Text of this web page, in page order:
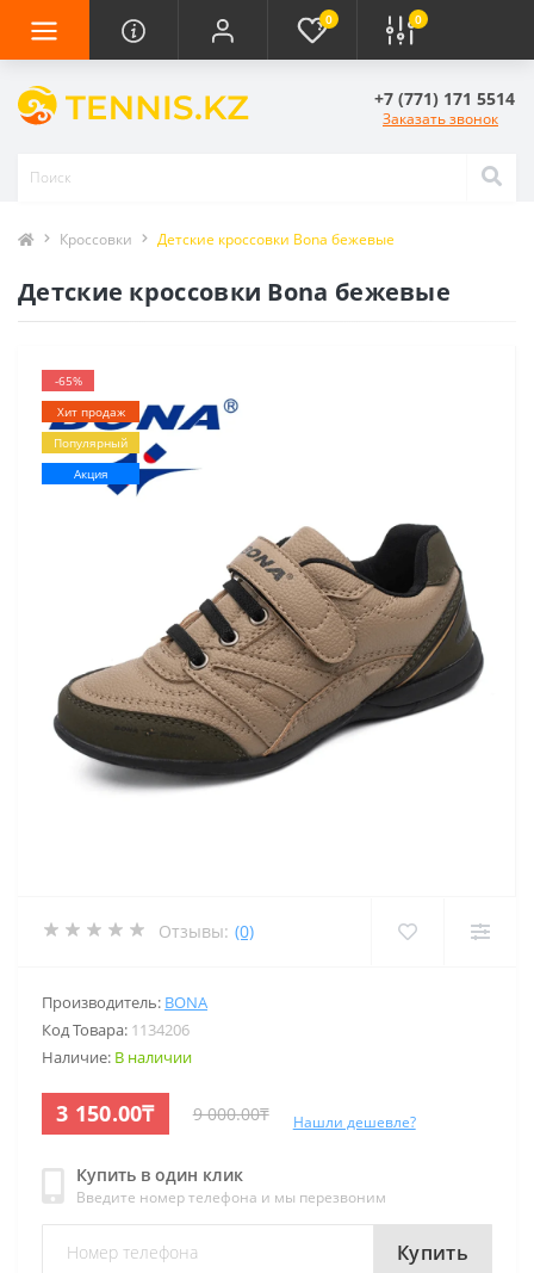
0 0
+7 (771) 171 5514
Заказать звонок
Кроссовки Детские кроссовки Bona бежевые
Детские кроссовки Bona бежевые
-65%
Хит продаж
Популярный
Акция
Отзывы: (0)
Производитель: BONA
Код Товара: 1134206
Наличие: В наличии
3 150.00₸ 9 000.00₸ Нашли дешевле?
Купить в один клик
Введите номер телефона и мы перезвоним
Купить